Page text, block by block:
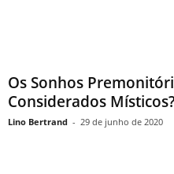
Os Sonhos
Considerados
Lino Bertrand - 29 de junho de 2020